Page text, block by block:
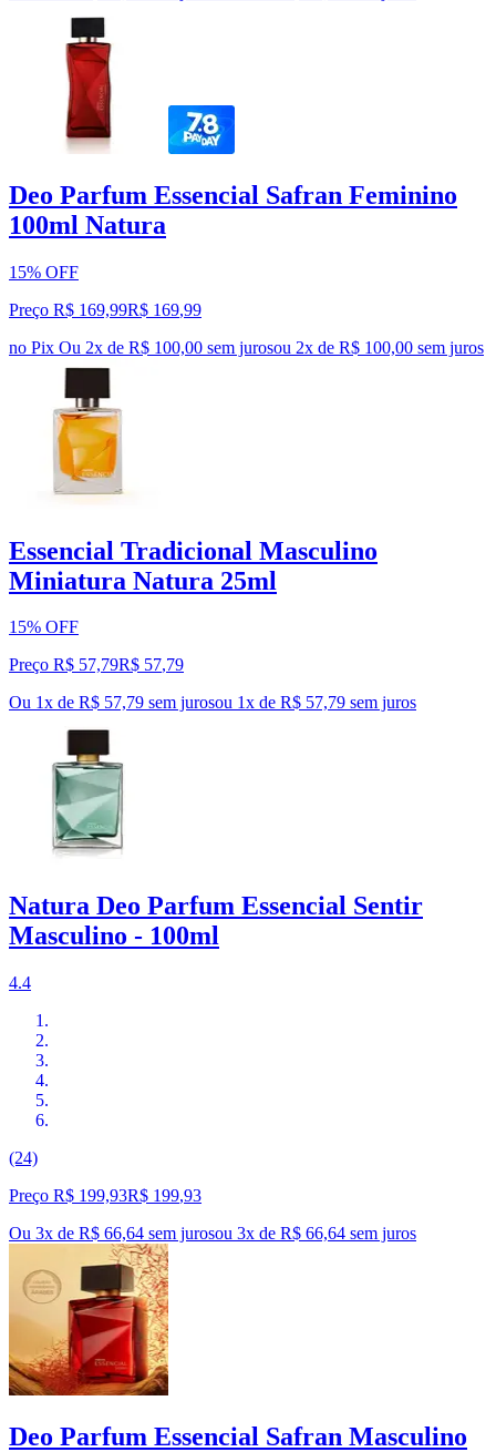
Deo Parfum Essencial Safran Feminino
100ml Natura
15% OFF
Preço R$ 169,99R$ 169,99
no Pix Ou 2x de R$ 100,00 sem jurosou 2x de R$ 100,00 sem juros
Essencial Tradicional Masculino
Miniatura Natura 25ml
15% OFF
Preço R$ 57,79R$ 57,79
Ou 1x de R$ 57,79 sem jurosou 1x de R$ 57,79 sem juros
Natura Deo Parfum Essencial Sentir
Masculino - 100ml
4.4
(24)
Preço R$ 199,93R$ 199,93
Ou 3x de R$ 66,64 sem jurosou 3x de R$ 66,64 sem juros
Deo Parfum Essencial Safran Masculino